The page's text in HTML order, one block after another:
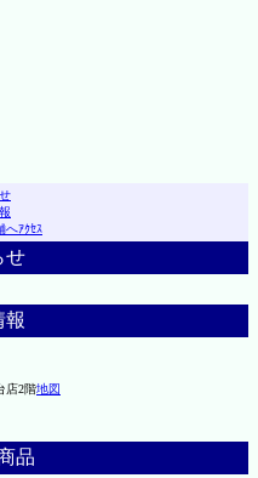
へｱｸｾｽ
せ
報
店2階地図
品